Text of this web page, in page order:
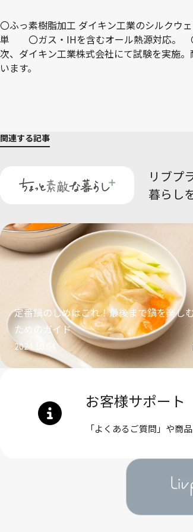
〇ふっ素樹脂加工 ダイキン工業のシルク
単 〇ガス・IHを含むオール熱源対応。
次、ダイキン工業株式会社にて試験を実施
います。
関連する記事
リブプ
暮らし
定番鍋のしめはこれ！最後まで鍋を楽し
ためのガイド
2024.10.04
お客様サポート
「よくあるご質問」や商